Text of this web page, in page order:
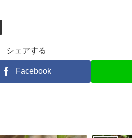
シェアする
Facebook